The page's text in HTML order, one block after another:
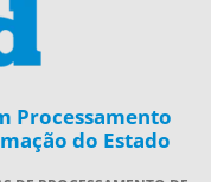
Processamento
do Estado